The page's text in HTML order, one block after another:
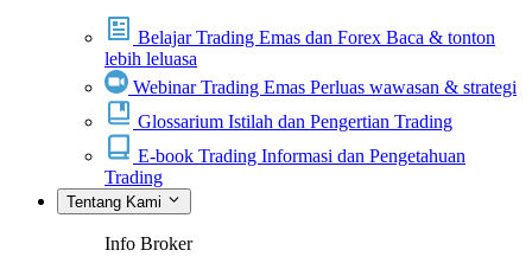
Belajar Trading Emas dan Forex Baca & tonton
lebih leluasa
Webinar Trading Emas Perluas wawasan & strategi
Glossarium Istilah dan Pengertian Trading
E-book Trading Informasi dan Pengetahuan
Trading
Tentang Kami
Info Broker